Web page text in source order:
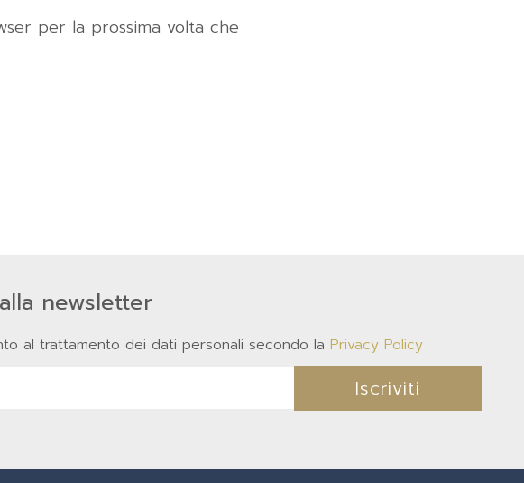
per la prossima volta che
newsletter
al trattamento dei dati personali secondo la Privacy Policy
Iscriviti